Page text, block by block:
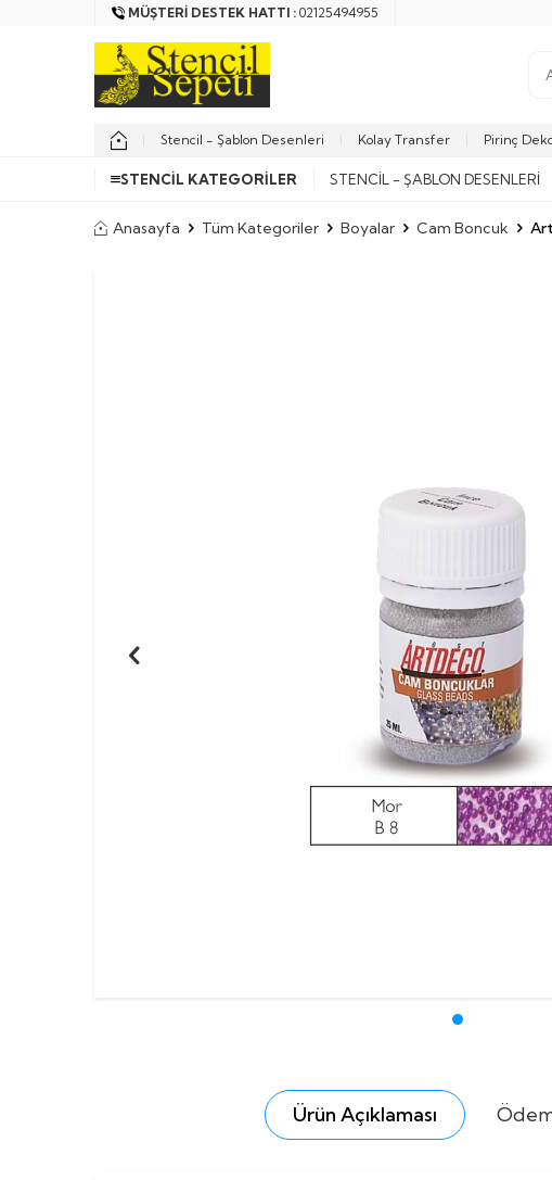
MÜŞTERI DESTEK HATTI : 02125494955
Stencil - Şablon Desenleri Kolay Transfer Pirinç
STENCIL KATEGORILER STENCIL - ŞABLON DESENLERI
Anasayfa Tüm Kategoriler Boyalar Cam Boncuk
Ürün Açıklaması